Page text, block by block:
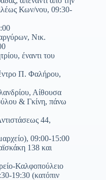
Κων/νου, 09:30-
Νικ.
έναντι του
Π. Φαλήρου,
Αίθουσα
& Γκίνη, πάνω
44,
09:00-15:00
138 και
Καλφοπούλειο
19:30 (κατόπιν